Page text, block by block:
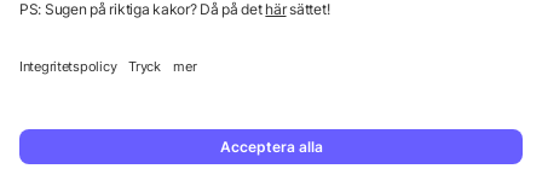
enbart till företag, institutioner, föreningar och
© 2026 allbranded GmbH.